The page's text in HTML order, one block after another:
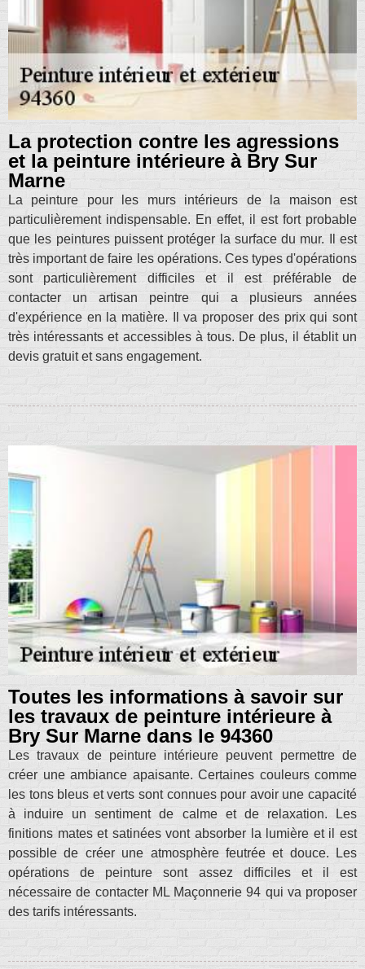
La protection contre les agressions
et la peinture intérieure à Bry Sur
Marne
La peinture pour les murs intérieurs de la maison est
particulièrement indispensable. En effet, il est fort probable
que les peintures puissent protéger la surface du mur. Il est
très important de faire les opérations. Ces types d'opérations
sont particulièrement difficiles et il est préférable de
contacter un artisan peintre qui a plusieurs années
d'expérience en la matière. Il va proposer des prix qui sont
très intéressants et accessibles à tous. De plus, il établit un
devis gratuit et sans engagement.
Toutes les informations à savoir sur
les travaux de peinture intérieure à
Bry Sur Marne dans le 94360
Les travaux de peinture intérieure peuvent permettre de
créer une ambiance apaisante. Certaines couleurs comme
les tons bleus et verts sont connues pour avoir une capacité
à induire un sentiment de calme et de relaxation. Les
finitions mates et satinées vont absorber la lumière et il est
possible de créer une atmosphère feutrée et douce. Les
opérations de peinture sont assez difficiles et il est
nécessaire de contacter ML Maçonnerie 94 qui va proposer
des tarifs intéressants.